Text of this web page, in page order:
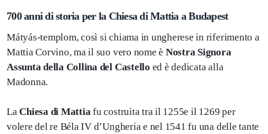
700 anni di storia per la Chiesa di Mattia a Budapest
Mátyás-templom, così si chiama in ungherese in riferimento a
Mattia Corvino, ma il suo vero nome è Nostra Signora
Assunta della Collina del Castello ed è dedicata alla
Madonna.
LaChiesa di Mattia fu costruita tra il 1255e il 1269 per
volere del re Béla IV d’Ungheria e nel 1541 fu una delle tante